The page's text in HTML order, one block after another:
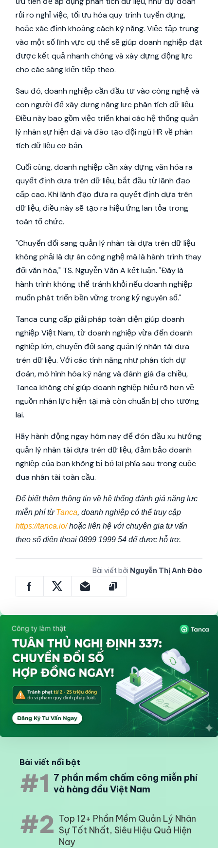
rủi ro nghỉ việc, tối ưu hóa quy trình tuyển dụng,
hoặc xác định khoảng cách kỹ năng. Việc tập trung
vào một số lĩnh vực cụ thể sẽ giúp doanh nghiệp đạt
được kết quả nhanh chóng và xây dựng động lực
cho các sáng kiến tiếp theo.
Sau đó, doanh nghiệp cần đầu tư vào công nghệ và
con người để xây dựng năng lực phân tích dữ liệu.
Điều này bao gồm việc triển khai các hệ thống quản
lý nhân sự hiện đại và đào tạo đội ngũ HR về phân
tích dữ liệu cơ bản.
Cuối cùng, doanh nghiệp cần xây dựng văn hóa ra
quyết định dựa trên dữ liệu, bắt đầu từ lãnh đạo
cấp cao. Khi lãnh đạo đưa ra quyết định dựa trên
dữ liệu, điều này sẽ tạo ra hiệu ứng lan tỏa trong
toàn tổ chức.
"Chuyển đổi sang quản lý nhân tài dựa trên dữ liệu
không phải là dự án công nghệ mà là hành trình thay
đổi văn hóa," TS. Nguyễn Văn A kết luận. "Đây là
hành trình không thể tránh khỏi nếu doanh nghiệp
muốn phát triển bền vững trong kỷ nguyên số."
Tanca cung cấp giải pháp toàn diện giúp doanh
nghiệp Việt Nam, từ doanh nghiệp vừa đến doanh
nghiệp lớn, chuyển đổi sang quản lý nhân tài dựa
trên dữ liệu. Với các tính năng như phân tích dự
đoán, mô hình hóa kỹ năng và đánh giá đa chiều,
Tanca không chỉ giúp doanh nghiệp hiểu rõ hơn về
nguồn nhân lực hiện tại mà còn chuẩn bị cho tương
lai.
Hãy hành động ngay hôm nay để đón đầu xu hướng
quản lý nhân tài dựa trên dữ liệu, đảm bảo doanh
nghiệp của bạn không bị bỏ lại phía sau trong cuộc
đua nhân tài toàn cầu.
Để biết thêm thông tin về hệ thống đánh giá năng lực
miễn phí từ Tanca, doanh nghiệp có thể truy cập
https://tanca.io/hoặc liên hệ với chuyên gia tư vấn
theo số điện thoại 0899 1999 54 để được hỗ trợ.
Bài viết bởi Nguyễn Thị Anh Đào
Bài viết nổi bật
#1 7 phần mềm chấm công miễn phí
và hàng đầu Việt Nam
#2 Top 12+ Phần Mềm Quản Lý Nhân
Sự Tốt Nhất, Siêu Hiệu Quả Hiện
Nay